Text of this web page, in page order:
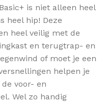
is niet alleen heel
heel hip! Deze
heel veilig met de
en terugtrap- en
of moet je een
helpen je
voor- en
Wel zo handig